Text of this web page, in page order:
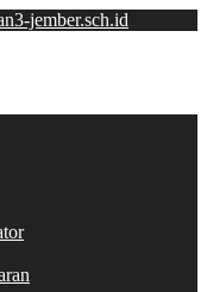
jember.sch.id